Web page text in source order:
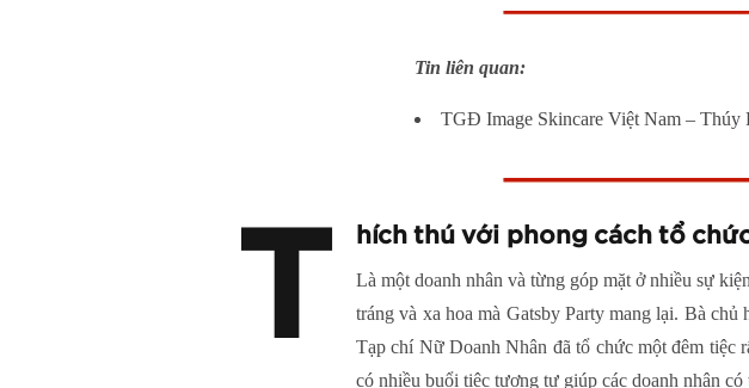
Tin liên quan:
TGĐ Image Skincare Việt Nam – Thúy
T hích thú với phong cách tổ
Là một doanh nhân và từng góp mặt ở nhiều sự
tráng và xa hoa mà Gatsby Party mang lại. Bà
Tạp chí Nữ Doanh Nhân đã tổ chức một đêm tiệc
có nhiều buổi tiệc tương tự giúp các doanh nhân